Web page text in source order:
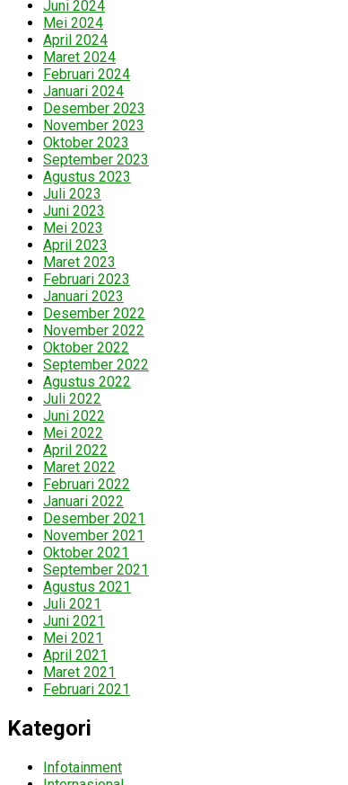
Juni 2024
Mei 2024
April 2024
Maret 2024
Februari 2024
Januari 2024
Desember 2023
November 2023
Oktober 2023
September 2023
Agustus 2023
Juli 2023
Juni 2023
Mei 2023
April 2023
Maret 2023
Februari 2023
Januari 2023
Desember 2022
November 2022
Oktober 2022
September 2022
Agustus 2022
Juli 2022
Juni 2022
Mei 2022
April 2022
Maret 2022
Februari 2022
Januari 2022
Desember 2021
November 2021
Oktober 2021
September 2021
Agustus 2021
Juli 2021
Juni 2021
Mei 2021
April 2021
Maret 2021
Februari 2021
Kategori
Infotainment